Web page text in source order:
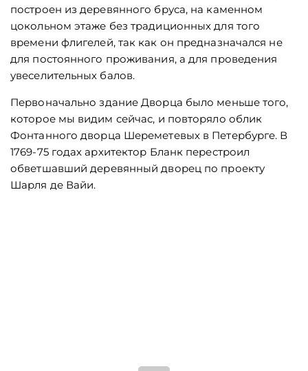
построен из деревянного бруса, на каменном
цокольном этаже без традиционных для того
времени флигелей, так как он предназначался не
для постоянного проживания, а для проведения
увеселительных балов.
Первоначально здание Дворца было меньше того,
которое мы видим сейчас, и повторяло облик
Фонтанного дворца Шереметевых в Петербурге. В
1769-75 годах архитектор Бланк перестроил
обветшавший деревянный дворец по проекту
Шарля де Вайи.